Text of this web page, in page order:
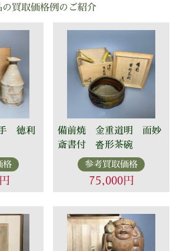
買取価格例のご紹介
徳利
格
備前焼 金重道明 而妙
斎書付 沓形茶碗
参考買取価格
75,000円